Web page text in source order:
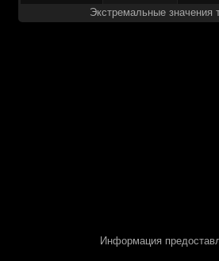
Экстремальные значения
Информация